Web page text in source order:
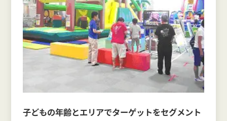
子どもの年齢とエリアでターゲットをセグメント